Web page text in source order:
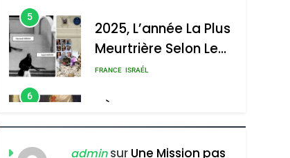
5
2025, L’année La Plus
Meurtrière Selon Le
Rapport D’ADL
FRANCE ISRAÉL
6
FIÈRE, DIGNE ET
RÉSILIENTE :
POURQUOI JE
ISRAÉL JUDAISME
adminsur Une Mission pas